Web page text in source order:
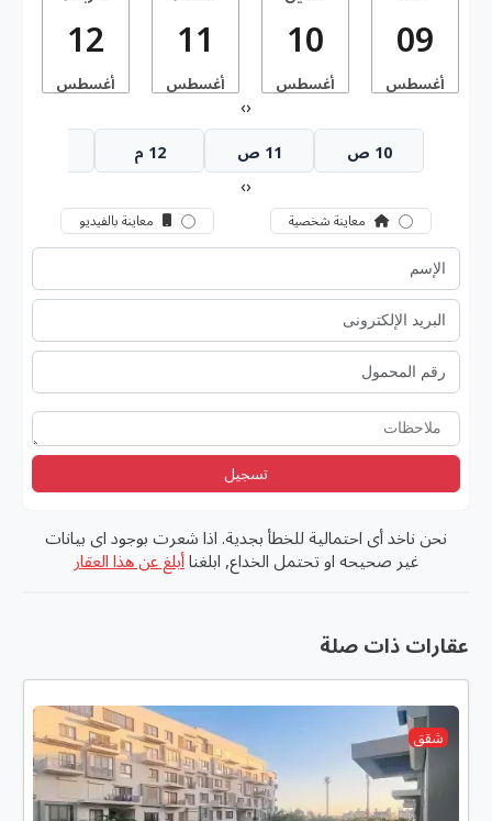
09
أغسطس
10
أغسطس
11
أغسطس
12
أغسطس
‹
›
10 ص 11 ص 12 م
‹
›
معاينة شخصية معاينة بالفيديو
تسجيل
نحن ناخد أى احتمالية للخطأ بجدية. اذا شعرت بوجود اى بيانات
غير صحيحه او تحتمل الخداع, ابلغنا أبلغ عن هذا العقار
عقارات ذات صلة
شقق